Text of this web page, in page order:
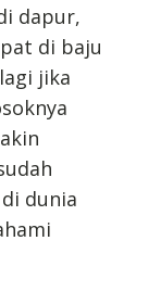
dapur,
di baju
jika
dunia